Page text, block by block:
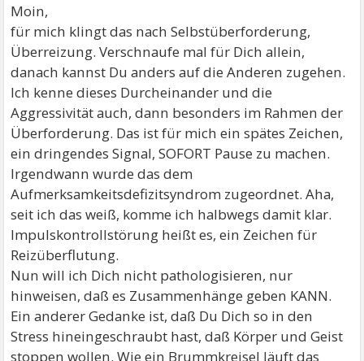
Moin,
für mich klingt das nach Selbstüberforderung,
Überreizung. Verschnaufe mal für Dich allein,
danach kannst Du anders auf die Anderen zugehen.
Ich kenne dieses Durcheinander und die
Aggressivität auch, dann besonders im Rahmen der
Überforderung. Das ist für mich ein spätes Zeichen,
ein dringendes Signal, SOFORT Pause zu machen.
Irgendwann wurde das dem
Aufmerksamkeitsdefizitsyndrom zugeordnet. Aha,
seit ich das weiß, komme ich halbwegs damit klar.
Impulskontrollstörung heißt es, ein Zeichen für
Reizüberflutung.
Nun will ich Dich nicht pathologisieren, nur
hinweisen, daß es Zusammenhänge geben KANN.
Ein anderer Gedanke ist, daß Du Dich so in den
Stress hineingeschraubt hast, daß Körper und Geist
stoppen wollen. Wie ein Brummkreisel läuft das